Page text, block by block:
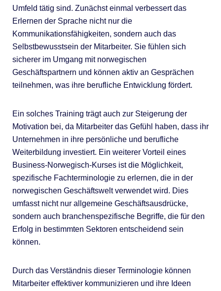
Umfeld tätig sind. Zunächst einmal verbessert das
Erlernen der Sprache nicht nur die
Kommunikationsfähigkeiten, sondern auch das
Selbstbewusstsein der Mitarbeiter. Sie fühlen sich
sicherer im Umgang mit norwegischen
Geschäftspartnern und können aktiv an Gesprächen
teilnehmen, was ihre berufliche Entwicklung fördert.
Ein solches Training trägt auch zur Steigerung der
Motivation bei, da Mitarbeiter das Gefühl haben, dass ihr
Unternehmen in ihre persönliche und berufliche
Weiterbildung investiert. Ein weiterer Vorteil eines
Business-Norwegisch-Kurses ist die Möglichkeit,
spezifische Fachterminologie zu erlernen, die in der
norwegischen Geschäftswelt verwendet wird. Dies
umfasst nicht nur allgemeine Geschäftsausdrücke,
sondern auch branchenspezifische Begriffe, die für den
Erfolg in bestimmten Sektoren entscheidend sein
können.
Durch das Verständnis dieser Terminologie können
Mitarbeiter effektiver kommunizieren und ihre Ideen